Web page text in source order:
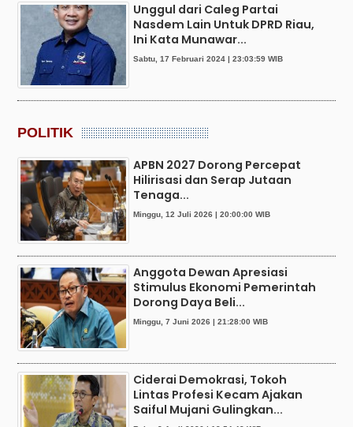
Unggul dari Caleg Partai
Nasdem Lain Untuk DPRD Riau,
Ini Kata Munawar...
Sabtu, 17 Februari 2024 | 23:03:59 WIB
POLITIK
APBN 2027 Dorong Percepat
Hilirisasi dan Serap Jutaan
Tenaga...
Minggu, 12 Juli 2026 | 20:00:00 WIB
Anggota Dewan Apresiasi
Stimulus Ekonomi Pemerintah
Dorong Daya Beli...
Minggu, 7 Juni 2026 | 21:28:00 WIB
Ciderai Demokrasi, Tokoh
Lintas Profesi Kecam Ajakan
Saiful Mujani Gulingkan...